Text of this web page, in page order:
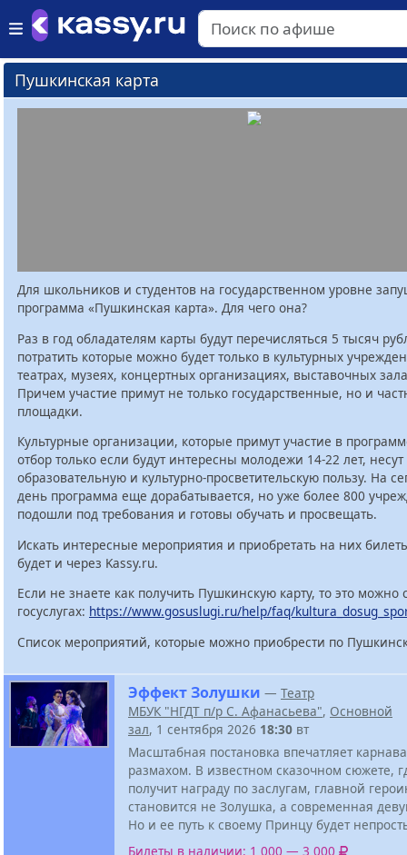
Пушкинская карта
Для школьников и студентов на государственном уровне
программа «Пушкинская карта». Для чего она?
Раз в год обладателям карты будут перечисляться 5 тысяч
потратить которые можно будет только в культурных
театрах, музеях, концертных организациях, выставочных
Причем участие примут не только государственные, но и
площадки.
Культурные организации, которые примут участие в
отбор только если будут интересны молодежи 14-22 лет,
образовательную и культурно-просветительскую пользу. На
день программа еще дорабатывается, но уже более 800
подошли под требования и готовы обучать и просвещать.
Искать интересные мероприятия и приобретать на них
будет и через Kassy.ru.
Если не знаете как получить Пушкинскую карту, то это можно
госуслугах: https://www.gosuslugi.ru/help/faq/
Список мероприятий, которые можно приобрести по
Эффект Золушки — Театр
МБУК "НГДТ п/р С. Афанасьева", Основной
зал, 1 сентября 2026 18:30 вт
Масштабная постановка впечатляет
размахом. В известном сказочном сюжете,
получит награду по заслугам, главной
становится не Золушка, а современная
Но и ее путь к своему Принцу будет
Билеты в наличии: 1 000 — 3 000